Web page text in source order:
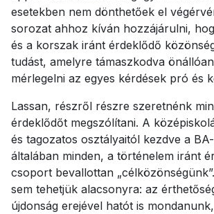
esetekben nem dönthetőek el
sorozat ahhoz kíván hozzájárulni,
és a korszak iránt érdeklődő
tudást, amelyre támaszkodva
mérlegelni az egyes kérdések pró és
Lassan, részről részre szeretnénk
érdeklődőt megszólítani. A
és tagozatos osztályaitól kezdve a
általában minden, a történelem iránt
csoport bevallottan
sem tehetjük alacsonyra: az
újdonság erejével hatót is